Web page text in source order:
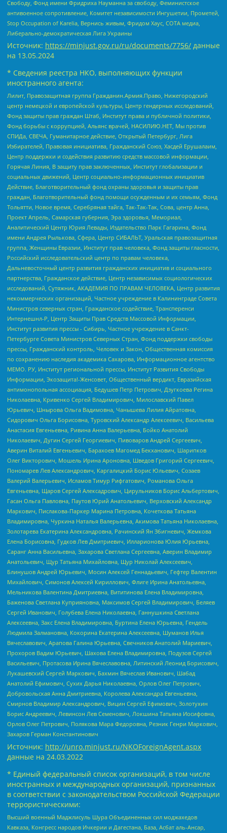
Свободу, Фонд имени Фридриха Науманна за свободу, Феминистское
антивоенное сопротивление, Комитет независимости Ингушетии, Прометей,
Stop Occupation of Karelia, Вернись живым, Фридом Хаус, СОТА медиа,
Либерально-демократическая Лига Украины
Источник: https://minjust.gov.ru/ru/documents/7756/ данные
на 13.05.2024
* Сведения реестра НКО, выполняющих функции
иностранного агента:
Лилит, Правозащитная группа Гражданин.Армия.Право, Нижегородский
центр немецкой и европейской культуры, Центр гендерных исследований,
Фонд защиты прав граждан Штаб, Институт права и публичной политики,
Фонд борьбы с коррупцией, Альянс врачей, НАСИЛИЮ.НЕТ, Мы против
СПИДа, СВЕЧА, Гуманитарное действие, Открытый Петербург, Лига
Избирателей, Правовая инициатива, Гражданский Союз, Хасдей Ерушалаим,
Центр поддержки и содействия развитию средств массовой информации,
Горячая Линия, В защиту прав заключенных, Институт глобализации и
социальных движений, Центр социально-информационных инициатив
Действие, Благотворительный фонд охраны здоровья и защиты прав
граждан, Благотворительный фонд помощи осужденным и их семьям, Фонд
Тольятти, Новое время, Серебряная тайга, Так-Так-Так, Сова, центр Анна,
Проект Апрель, Самарская губерния, Эра здоровья, Мемориал,
Аналитический Центр Юрия Левады, Издательство Парк Гагарина, Фонд
имени Андрея Рылькова, Сфера, Центр СИБАЛЬТ, Уральская правозащитная
группа, Женщины Евразии, Институт прав человека, Фонд защиты гласности,
Российский исследовательский центр по правам человека,
Дальневосточный центр развития гражданских инициатив и социального
партнерства, Гражданское действие, Центр независимых социологических
исследований, Сутяжник, АКАДЕМИЯ ПО ПРАВАМ ЧЕЛОВЕКА, Центр развития
некоммерческих организаций, Частное учреждение в Калининграде Совета
Министров северных стран, Гражданское содействие, Трансперенси
Интернешнл-Р, Центр Защиты Прав Средств Массовой Информации,
Институт развития прессы - Сибирь, Частное учреждение в Санкт-
Петербурге Совета Министров Северных Стран, Фонд поддержки свободы
прессы, Гражданский контроль, Человек и Закон, Общественная комиссия
по сохранению наследия академика Сахарова, Информационное агентство
МЕМО. РУ, Институт региональной прессы, Институт Развития Свободы
Информации, Экозащита!-Женсовет, Общественный вердикт, Евразийская
антимонопольная ассоциация, Бедушев Петр Петрович, Дзугкоева Регина
Николаевна, Кривенко Сергей Владимирович, Милославский Павел
Юрьевич, Шнырова Ольга Вадимовна, Чанышева Лилия Айратовна,
Сидорович Ольга Борисовна, Туровский Александр Алексеевич, Васильева
Анастасия Евгеньевна, Ривина Анна Валерьевна, Бойко Анатолий
Николаевич, Дугин Сергей Георгиевич, Пивоваров Андрей Сергеевич,
Аверин Виталий Евгеньевич, Барахоев Магомед Бекханович, Шарипков
Олег Викторович, Мошель Ирина Ароновна, Шведов Григорий Сергеевич,
Пономарев Лев Александрович, Каргалицкий Борис Юльевич, Созаев
Валерий Валерьевич, Исламов Тимур Рифгатович, Романова Ольга
Евгеньевна, Щаров Сергей Алексадрович, Цирульников Борис Альбертович,
Гасан Ольга Павловна, Паутов Юрий Анатольевич, Верховский Александр
Маркович, Пислакова-Паркер Марина Петровна, Кочеткова Татьяна
Владимировна, Чуркина Наталья Валерьевна, Акимова Татьяна Николаевна,
Золотарева Екатерина Александровна, Рачинский Ян Збигневич, Жемкова
Елена Борисовна, Гудков Лев Дмитриевич, Илларионова Юлия Юрьевна,
Саранг Анна Васильевна, Захарова Светлана Сергеевна, Аверин Владимир
Анатольевич, Щур Татьяна Михайловна, Щур Николай Алексеевич,
Блинушов Андрей Юрьевич, Мосин Алексей Геннадьевич, Гефтер Валентин
Михайлович, Симонов Алексей Кириллович, Флиге Ирина Анатольевна,
Мельникова Валентина Дмитриевна, Вититинова Елена Владимировна,
Баженова Светлана Куприяновна, Максимов Сергей Владимирович, Беляев
Сергей Иванович, Голубева Елена Николаевна, Ганнушкина Светлана
Алексеевна, Закс Елена Владимировна, Буртина Елена Юрьевна, Гендель
Людмила Залмановна, Кокорина Екатерина Алексеевна, Шуманов Илья
Вячеславович, Арапова Галина Юрьевна, Свечников Анатолий Мариевич,
Прохоров Вадим Юрьевич, Шахова Елена Владимировна, Подузов Сергей
Васильевич, Протасова Ирина Вячеславовна, Литинский Леонид Борисович,
Лукашевский Сергей Маркович, Бахмин Вячеслав Иванович, Шабад
Анатолий Ефимович, Сухих Дарья Николаевна, Орлов Олег Петрович,
Добровольская Анна Дмитриевна, Королева Александра Евгеньевна,
Смирнов Владимир Александрович, Вицин Сергей Ефимович, Золотухин
Борис Андреевич, Левинсон Лев Семенович, Локшина Татьяна Иосифовна,
Орлов Олег Петрович, Полякова Мара Федоровна, Резник Генри Маркович,
Захаров Герман Константинович
Источник: http://unro.minjust.ru/NKOForeignAgent.aspx
данные на 24.03.2022
* Единый федеральный список организаций, в том числе
иностранных и международных организаций, признанных
в соответствии с законодательством Российской Федерации
террористическими:
Высший военный Маджлисуль Шура Объединенных сил моджахедов
Кавказа, Конгресс народов Ичкерии и Дагестана, База, Асбат аль-Ансар,